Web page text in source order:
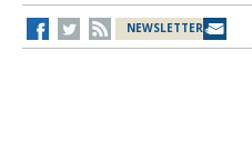
NEWSLETTER